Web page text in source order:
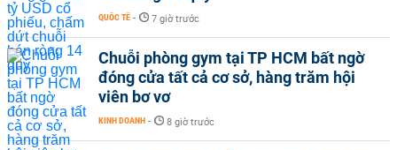
QUỐC TẾ - 7 giờ trước
Chuỗi phòng gym tại TP HCM bất ngờ
đóng cửa tất cả cơ sở, hàng trăm hội
viên bơ vơ
KINH DOANH - 8 giờ trước